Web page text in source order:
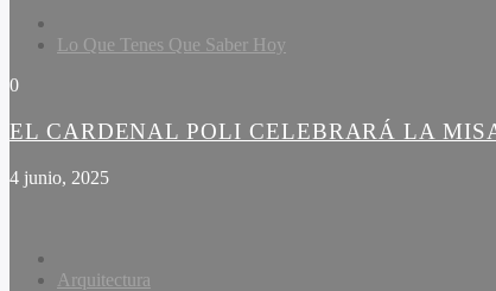
Lo Que Tenes Que Saber Hoy
0
EL CARDENAL POLI CELEBRARÁ LA
4 junio, 2025
Arquitectura